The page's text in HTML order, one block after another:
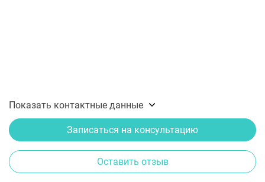
Показать контактные данные
Записаться на консультацию
Оставить отзыв